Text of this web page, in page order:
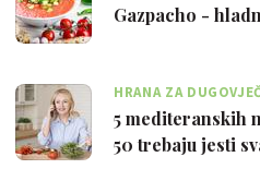
Gazpacho -
HRANA ZA
5 mediteranskih
50 trebaju jesti